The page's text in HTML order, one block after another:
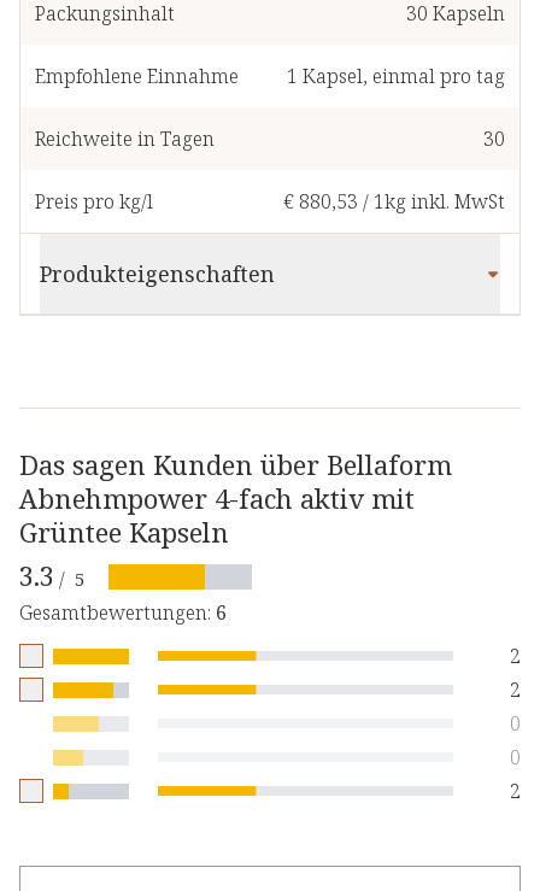
Packungsinhalt 30 Kapseln
Empfohlene Einnahme 1 Kapsel, einmal pro tag
Reichweite in Tagen 30
Preis pro kg/l € 880,53 / 1kginkl. MwSt
Produkteigenschaften
Das sagen Kunden über Bellaform
Abnehmpower 4-fach aktiv mit
Grüntee Kapseln
3.3 / 5
Gesamtbewertungen: 6
2
2
0
0
2